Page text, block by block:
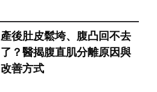
產後肚皮鬆垮、腹凸回不去
了？醫揭腹直肌分離原因與
改善方式